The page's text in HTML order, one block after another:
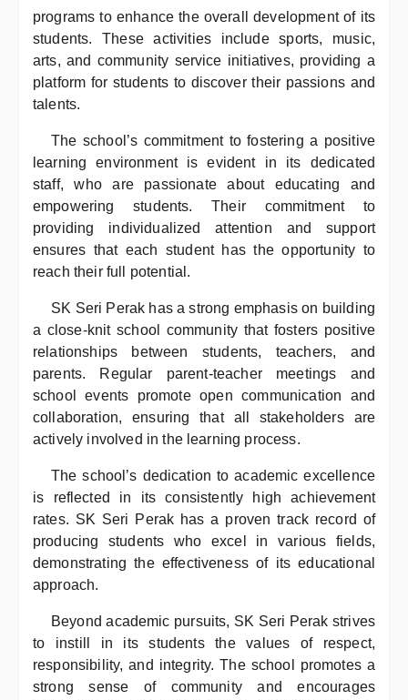
programs to enhance the overall development of its
students. These activities include sports, music,
arts, and community service initiatives, providing a
platform for students to discover their passions and
talents.
The school’s commitment to fostering a positive
learning environment is evident in its dedicated
staff, who are passionate about educating and
empowering students. Their commitment to
providing individualized attention and support
ensures that each student has the opportunity to
reach their full potential.
SK Seri Perak has a strong emphasis on building
a close-knit school community that fosters positive
relationships between students, teachers, and
parents. Regular parent-teacher meetings and
school events promote open communication and
collaboration, ensuring that all stakeholders are
actively involved in the learning process.
The school’s dedication to academic excellence
is reflected in its consistently high achievement
rates. SK Seri Perak has a proven track record of
producing students who excel in various fields,
demonstrating the effectiveness of its educational
approach.
Beyond academic pursuits, SK Seri Perak strives
to instill in its students the values of respect,
responsibility, and integrity. The school promotes a
strong sense of community and encourages